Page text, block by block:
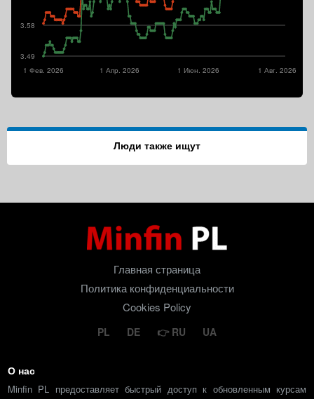
3.49
3.58
1 Авг. 2026
1 Июн. 2026
1 Апр. 2026
1 Фев. 2026
Люди также ищут
Главная страница
Политика конфиденциальности
Cookies Policy
PL DE RU UA
О нас
Minfin PL предоставляет быстрый доступ к обновленным курсам